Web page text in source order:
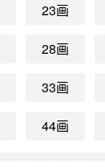
23画
28画
33画
44画